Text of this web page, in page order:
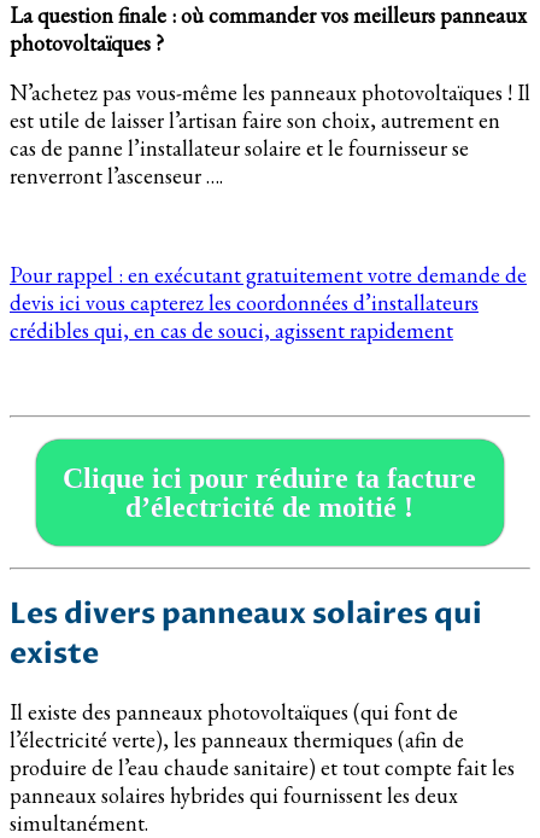
La question finale : où commander vos meilleurs panneaux
photovoltaïques ?
N’achetez pas vous-même les panneaux photovoltaïques ! Il
est utile de laisser l’artisan faire son choix, autrement en
cas de panne l’installateur solaire et le fournisseur se
renverront l’ascenseur ….
Pour rappel : en exécutant gratuitement votre demande de
devis ici vous capterez les coordonnées d’installateurs
crédibles qui, en cas de souci, agissent rapidement
Clique ici pour réduire ta facture
d’électricité de moitié !
Les divers panneaux solaires qui
existe
Il existe des panneaux photovoltaïques (qui font de
l’électricité verte), les panneaux thermiques (afin de
produire de l’eau chaude sanitaire) et tout compte fait les
panneaux solaires hybrides qui fournissent les deux
simultanément.